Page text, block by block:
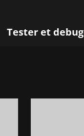
Tester et